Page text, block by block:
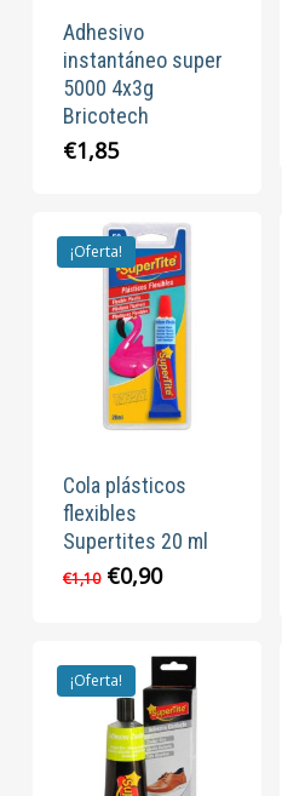
Adhesivo
instantáneo super
5000 4x3g
Bricotech
€1,85
¡Oferta!
Cola plásticos
flexibles
Supertites 20 ml
€1,10 El
€1,10.
€0,90El
es:
€0,90.
¡Oferta!